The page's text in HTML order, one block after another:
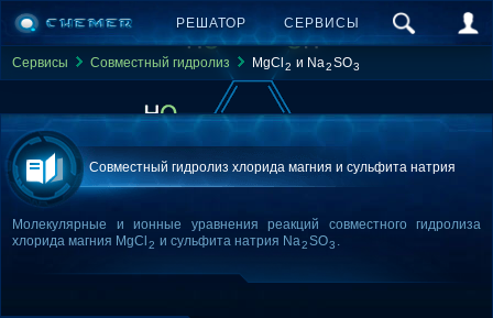
РЕШАТОР СЕРВИСЫ
Сервисы Совместный гидролиз MgCl 2 и Na2SO3
Совместный гидролиз хлорида магния и сульфита натрия
Молекулярные и ионные уравнения реакций совместного гидролиза
хлорида магния MgCl 2 и сульфита натрия Na2SO3 .